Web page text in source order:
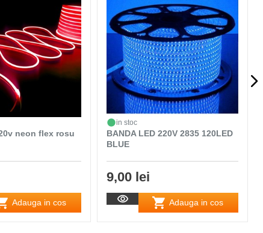
neon flex rosu
Adauga in cos
in stoc
BANDA LED 220V 2835 120LED
BLUE
9,00 lei
Adauga in cos